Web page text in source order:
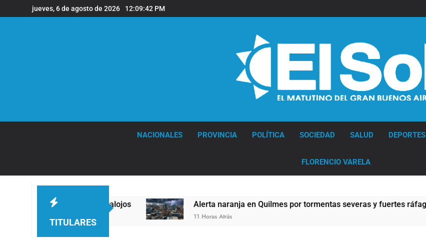
al
jueves, 6 de agosto de 2026 12:09:43 PM
sobre
propiedad
privada
con
foco
en
los
desalojos
NACIONALES PROVINCIA POLÍTICA SOCIEDAD SALUD DEPORTES
FLORENCIO VARELA
TITULARES
los desalojos Alerta naranja en Quilmes por tormentas severas y fuertes ráfagas de viento
11 Horas Atrás